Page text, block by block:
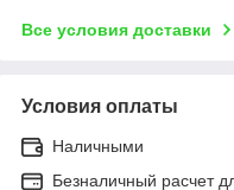
Все условия доставки
Условия оплаты
Наличными
Безналичный расчет